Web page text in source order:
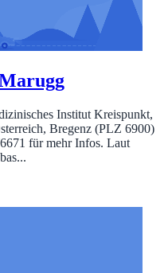
Institut Kreispunkt,
Bregenz (PLZ 6900)
für mehr Infos. Laut